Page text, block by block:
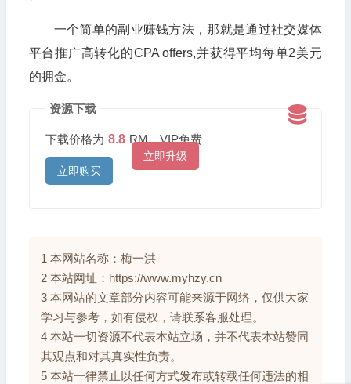
一个简单的副业赚钱方法，那就是通过社交媒体
平台推广高转化的CPA offers,并获得平均每单2美元
的拥金。
资源下载
下载价格为 8.8 RM，VIP免费
立即升级
立即购买
1 本网站名称：梅一洪
2 本站网址：https://www.myhzy.cn
3 本网站的文章部分内容可能来源于网络，仅供大家
学习与参考，如有侵权，请联系客服处理。
4 本站一切资源不代表本站立场，并不代表本站赞同
其观点和对其真实性负责。
5 本站一律禁止以任何方式发布或转载任何违法的相